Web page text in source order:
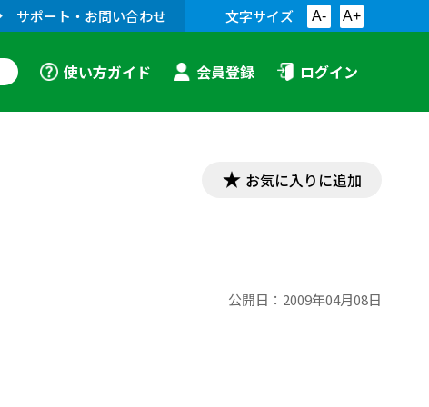
サポート・お問い合わせ 文字サイズ A- A+
使い方ガイド 会員登録 ログイン
お気に入りに追加
公開日： 2009年04月08日